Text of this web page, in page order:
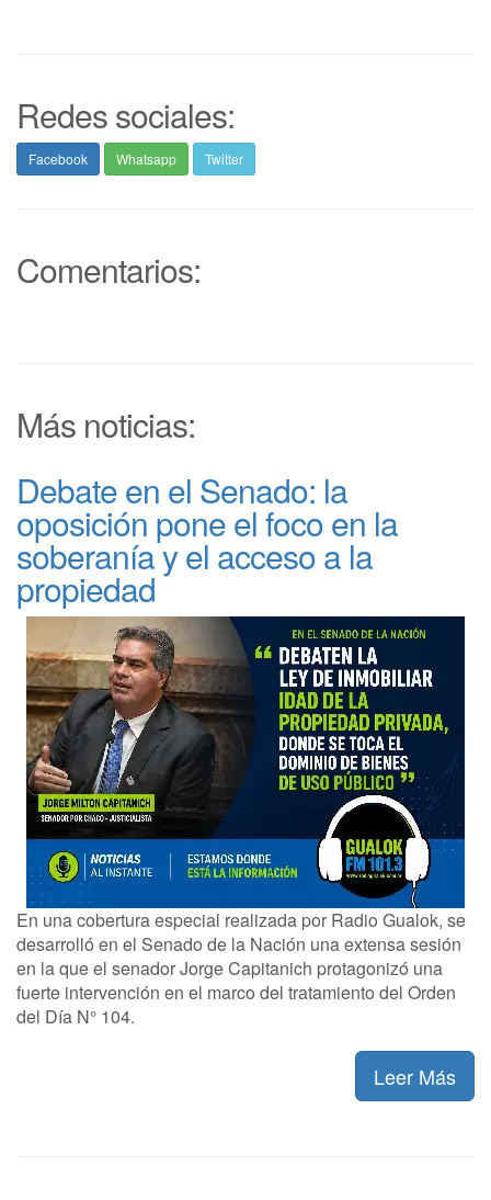
Redes sociales:
Facebook Whatsapp Twitter
Comentarios:
Más noticias:
Debate en el Senado: la
oposición pone el foco en la
soberanía y el acceso a la
propiedad
En una cobertura especial realizada por Radio Gualok, se
desarrolló en el Senado de la Nación una extensa sesión
en la que el senador Jorge Capitanich protagonizó una
fuerte intervención en el marco del tratamiento del Orden
del Día N° 104.
Leer Más